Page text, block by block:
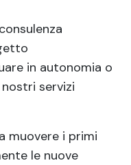
in autonomia o
servizi
muovere i primi
le nuove